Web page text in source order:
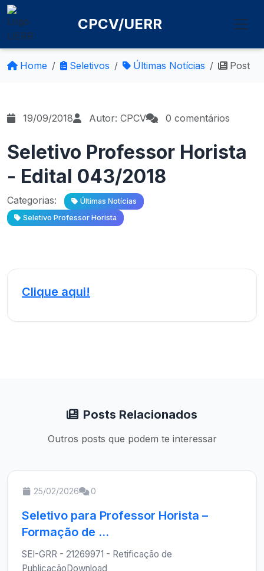
CPCV/UERR
Home Seletivos Últimas Notícias Post
19/09/2018 Autor: CPCV 0 comentários
Seletivo Professor Horista
- Edital 043/2018
Categorias:
Últimas Notícias
Seletivo Professor Horista
Clique aqui!
Posts Relacionados
Outros posts que podem te interessar
25/02/2026 0
Seletivo para Professor Horista –
Formação de ...
SEI-GRR - 21269971 - Retificação de
PublicaçãoDownload